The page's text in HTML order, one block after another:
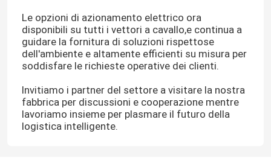
Le opzioni di azionamento elettrico ora
disponibili su tutti i vettori a cavallo,e continua a
guidare la fornitura di soluzioni rispettose
dell'ambiente e altamente efficienti su misura per
soddisfare le richieste operative dei clienti.
Invitiamo i partner del settore a visitare la nostra
fabbrica per discussioni e cooperazione mentre
lavoriamo insieme per plasmare il futuro della
logistica intelligente.